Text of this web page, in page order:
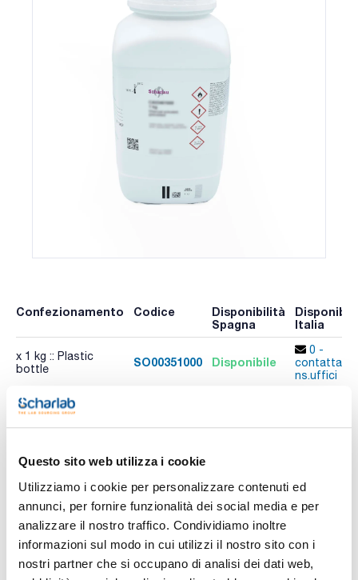
Questo sito web utilizza i cookie
Utilizziamo i cookie per personalizzare contenuti ed
annunci, per fornire funzionalità dei social media e per
analizzare il nostro traffico. Condividiamo inoltre
informazioni sul modo in cui utilizzi il nostro sito con i
nostri partner che si occupano di analisi dei dati web,
Confezionamento Codice
Disponibilità
Spagna
Italia
x 1 kg :: Plastic
bottle
SO00351000 Disponibile
0 -
contatta i
ns.uffici
Altri confezionamenti
x 250 g :: Plastic
bottle
SO00350250
Controlla le
scorte
Controlla
scorte
x 500 g :: Plastic
SO00350500
Controlla le
scorte